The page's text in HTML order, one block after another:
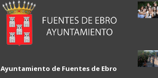
Ayuntamiento de Fuentes de Ebro